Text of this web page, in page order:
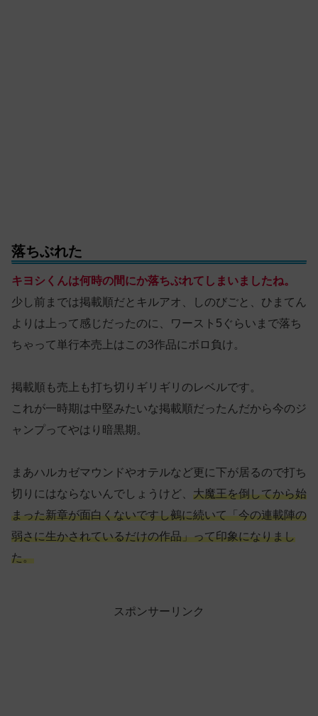
落ちぶれた
キヨシくんは何時の間にか落ちぶれてしまいましたね。
少し前までは掲載順だとキルアオ、しのびごと、ひまてん
よりは上って感じだったのに、ワースト5ぐらいまで落ち
ちゃって単行本売上はこの3作品にボロ負け。
掲載順も売上も打ち切りギリギリのレベルです。
これが一時期は中堅みたいな掲載順だったんだから今のジ
ャンプってやはり暗黒期。
まあハルカゼマウンドやオテルなど更に下が居るので打ち
切りにはならないんでしょうけど、 大魔王を倒してから始
まった新章が面白くないですし鵺に続いて「今の連載陣の
弱さに生かされているだけの作品」って印象になりまし
た。
スポンサーリンク